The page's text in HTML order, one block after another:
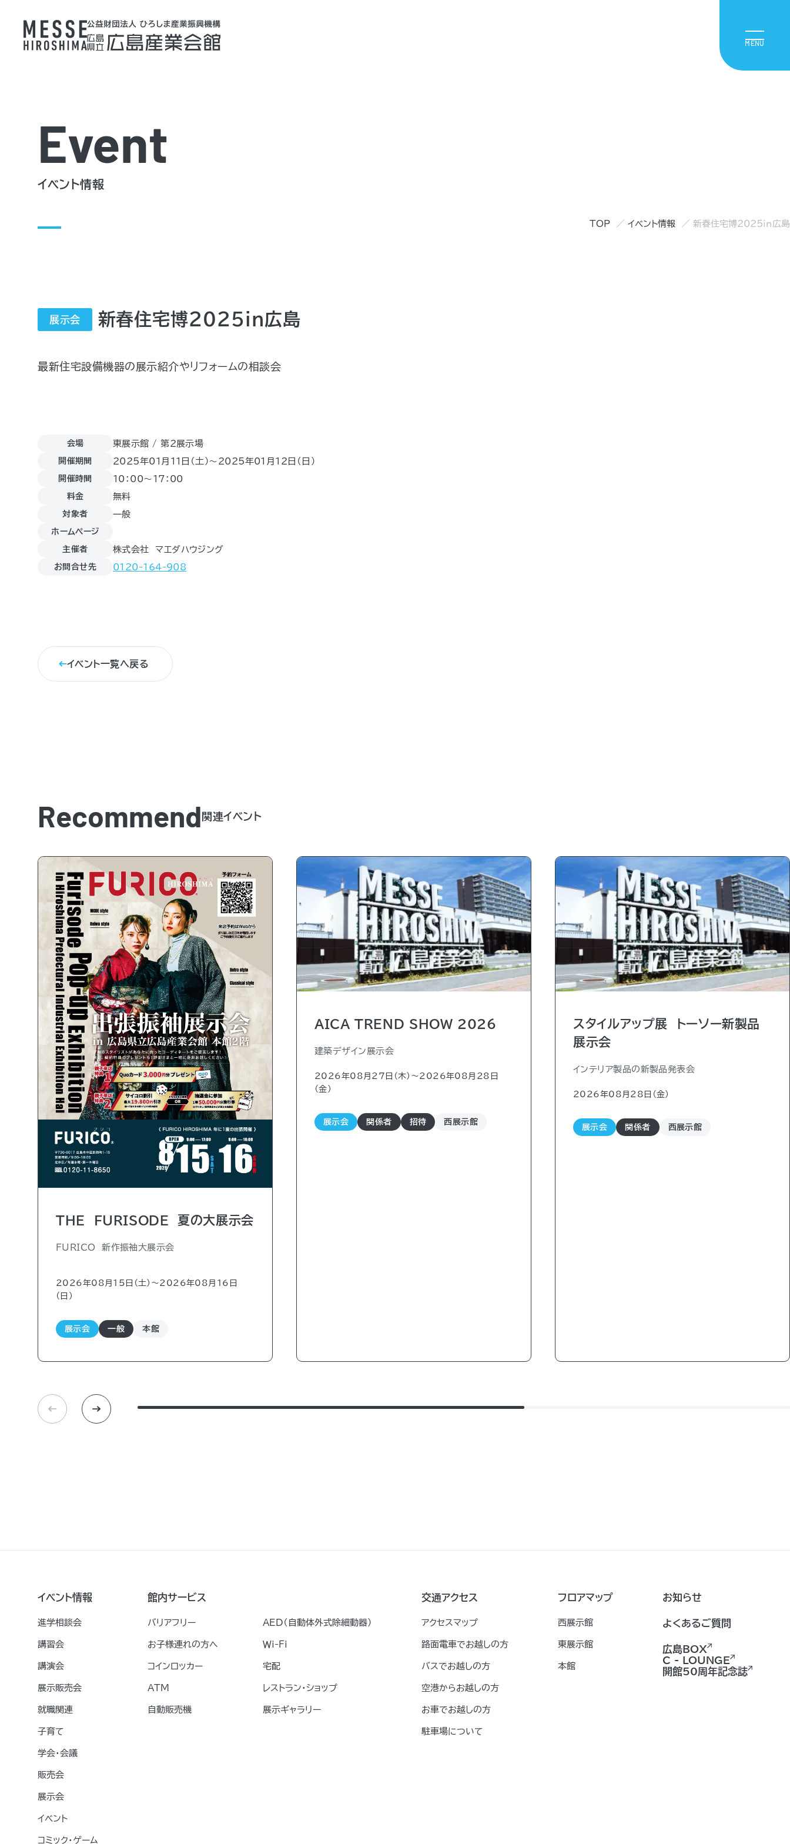
Event
イベント情報
TOP イベント情報 新春住宅博2025in広島
展示会 新春住宅博2025in広島
最新住宅設備機器の展示紹介やリフォームの相談会
会場 東展示館 / 第2展示場
開催期間 2025年01月11日（土)〜2025年01月12日（日)
開催時間 10：00～17：00
料金 無料
対象者 一般
ホームページ
主催者 株式会社 マエダハウジング
お問合せ先 0120-164-908
イベント一覧へ戻る
Recommend 関連イベント
THE FURISODE 夏の大展示会
FURICO 新作振袖大展示会
2026年08月15日（土)〜2026年08月16日
（日)
展示会 一般 本館
AICA TREND SHOW 2026
建築デザイン展示会
2026年08月27日（木)〜2026年08月28日
（金)
展示会 関係者 招待 西展示館
スタイルアップ展 トーソー新製品
展示会
インテリア製品の新製品発表会
2026年08月28日（金)
展示会 関係者 西展示館
イベント情報
進学相談会
講習会
講演会
展示販売会
就職関連
子育て
学会・会議
販売会
展示会
イベント
コミック・ゲーム
館内サービス
バリアフリー
お子様連れの方へ
コインロッカー
ATM
自動販売機
AED（自動体外式除細動器）
Ｗｉ-Ｆｉ
宅配
レストラン・ショップ
展示ギャラリー
交通アクセス
アクセスマップ
路面電車でお越しの方
バスでお越しの方
空港からお越しの方
お車でお越しの方
駐車場について
フロアマップ
西展示館
東展示館
本館
お知らせ
よくあるご質問
広島BOX
C - LOUNGE
開館50周年記念誌